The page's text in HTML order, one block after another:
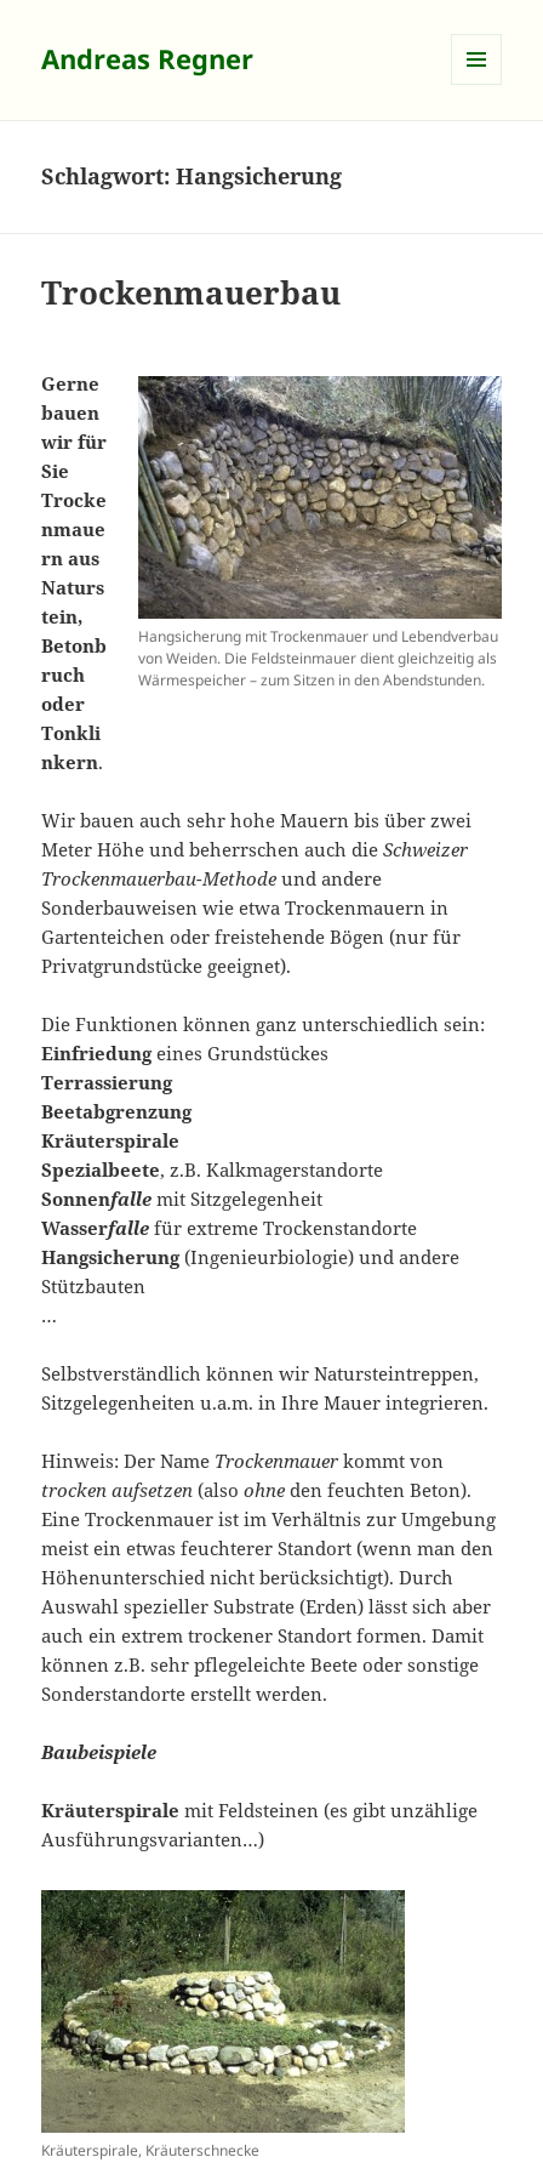
Andreas Regner
Schlagwort:Hangsicherung
Trockenmauerbau
Hangsicherung mit Trockenmauer und Lebendverbau
von Weiden. Die Feldsteinmauer dient gleichzeitig als
Wärmespeicher – zum Sitzen in den Abendstunden.
Gerne
bauen
wir für
Sie
Trocke
nmaue
rn aus
Naturs
tein,
Betonb
ruch
oder
Tonkli
nkern.
Wir bauen auch sehr hohe Mauern bis über zwei
Meter Höhe und beherrschen auch dieSchweizer
Trockenmauerbau-Methode und andere
Sonderbauweisen wie etwa Trockenmauern in
Gartenteichen oder freistehende Bögen (nur für
Privatgrundstücke geeignet).
Die Funktionen können ganz unterschiedlich sein:
Einfriedungeines Grundstückes
Terrassierung
Beetabgrenzung
Kräuterspirale
Spezialbeete, z.B. Kalkmagerstandorte
Sonnenfalle mit Sitzgelegenheit
Wasserfalle für extreme Trockenstandorte
Hangsicherung(Ingenieurbiologie) und andere
Stützbauten
…
Selbstverständlich können wir Natursteintreppen,
Sitzgelegenheiten u.a.m. in Ihre Mauer integrieren.
Hinweis: Der Name Trockenmauer kommt von
trocken aufsetzen (alsoohne den feuchten Beton).
Eine Trockenmauer ist im Verhältnis zur Umgebung
meist ein etwas feuchterer Standort (wenn man den
Höhenunterschied nicht berücksichtigt). Durch
Auswahl spezieller Substrate (Erden) lässt sich aber
auch ein extrem trockener Standort formen. Damit
können z.B. sehr pflegeleichte Beete oder sonstige
Sonderstandorte erstellt werden.
Baubeispiele
Kräuterspirale mit Feldsteinen (es gibt unzählige
Ausführungsvarianten…)
Kräuterspirale, Kräuterschnecke